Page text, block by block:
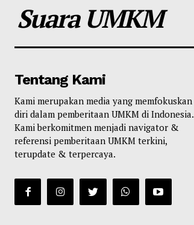
Suara UMKM
Tentang Kami
Kami merupakan media yang memfokuskan
diri dalam pemberitaan UMKM di Indonesia.
Kami berkomitmen menjadi navigator &
referensi pemberitaan UMKM terkini,
terupdate & terpercaya.